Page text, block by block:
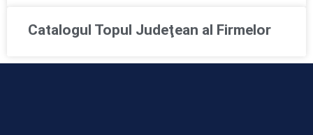
Catalogul Topul Judeţean al Firmelor